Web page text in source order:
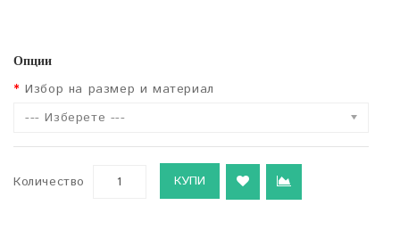
Опции
Избор на размер и материал
--- Изберете ---
Количество КУПИ